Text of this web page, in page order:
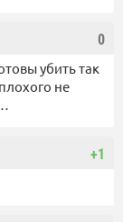
0
убить так
не
+1